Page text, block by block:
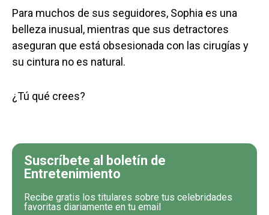
Para muchos de sus seguidores, Sophia es una
belleza inusual, mientras que sus detractores
aseguran que está obsesionada con las cirugías y
su cintura no es natural.
¿Tú qué crees?
Suscríbete al boletín de
Entretenimiento
Recibe gratis los titulares sobre tus celebridades
favoritas diariamente en tu email